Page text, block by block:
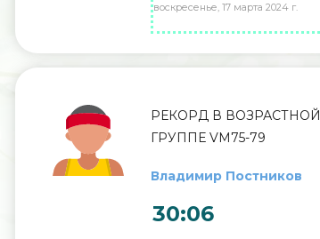
воскресенье, 17 марта 2024 г.
РЕКОРД В ВОЗРАСТНОЙ
ГРУППЕ VM75-79
Владимир Постников
30:06